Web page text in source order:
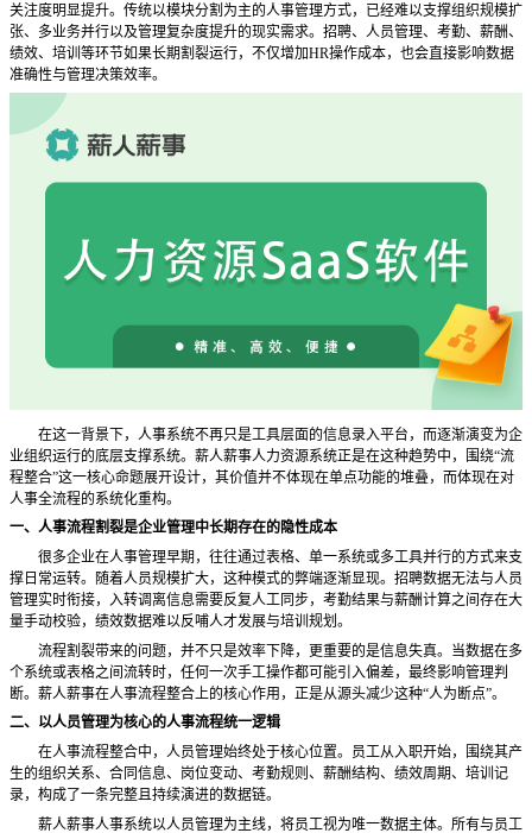
关注度明显提升。传统以模块分割为主的人事管理方式，已经难以支撑组织规模扩
张、多业务并行以及管理复杂度提升的现实需求。招聘、人员管理、考勤、薪酬、
绩效、培训等环节如果长期割裂运行，不仅增加HR操作成本，也会直接影响数据
准确性与管理决策效率。
在这一背景下，人事系统不再只是工具层面的信息录入平台，而逐渐演变为企
业组织运行的底层支撑系统。薪人薪事人力资源系统正是在这种趋势中，围绕“流
程整合”这一核心命题展开设计，其价值并不体现在单点功能的堆叠，而体现在对
人事全流程的系统化重构。
一、人事流程割裂是企业管理中长期存在的隐性成本
很多企业在人事管理早期，往往通过表格、单一系统或多工具并行的方式来支
撑日常运转。随着人员规模扩大，这种模式的弊端逐渐显现。招聘数据无法与人员
管理实时衔接，入转调离信息需要反复人工同步，考勤结果与薪酬计算之间存在大
量手动校验，绩效数据难以反哺人才发展与培训规划。
流程割裂带来的问题，并不只是效率下降，更重要的是信息失真。当数据在多
个系统或表格之间流转时，任何一次手工操作都可能引入偏差，最终影响管理判
断。薪人薪事在人事流程整合上的核心作用，正是从源头减少这种“人为断点”。
二、以人员管理为核心的人事流程统一逻辑
在人事流程整合中，人员管理始终处于核心位置。员工从入职开始，围绕其产
生的组织关系、合同信息、岗位变动、考勤规则、薪酬结构、绩效周期、培训记
录，构成了一条完整且持续演进的数据链。
薪人薪事人事系统以人员管理为主线，将员工视为唯一数据主体。所有与员工